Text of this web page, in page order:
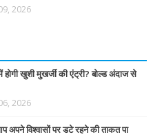
2026
खुशी मुखर्जी की एंट्री? बोल्ड अंदाज से
2026
अपने विश्वासों पर डटे रहने की ताकत पा